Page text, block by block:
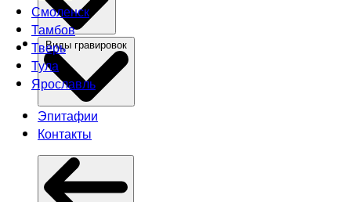
Смоленск
Тамбов
Тверь
Тула
Ярославль
Эпитафии
Контакты